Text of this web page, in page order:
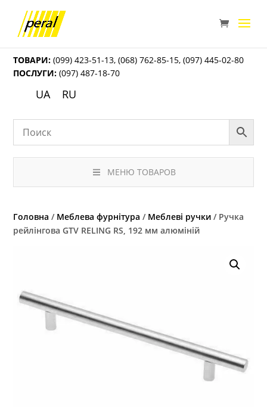
ТОВАРИ: (099) 423-51-13,(068) 762-85-15,(097) 445-02-80
ПОСЛУГИ: (097) 487-18-70
UA RU
МЕНЮ ТОВАРОВ
Головна / Меблева фурнітура / Меблеві ручки / Ручка
рейлінгова GTV RELING RS, 192 мм алюміній